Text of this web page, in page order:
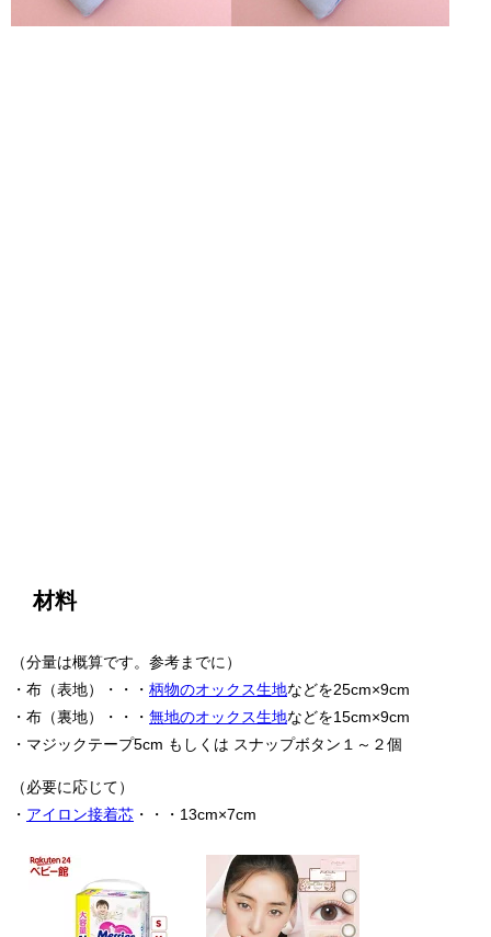
材料
（分量は概算です。参考までに）
・布（表地）・・・ 柄物のオックス生地などを25cm×9cm
・布（裏地）・・・ 無地のオックス生地などを15cm×9cm
・マジックテープ5cm もしくは スナップボタン１～２個
（必要に応じて）
・ アイロン接着芯 ・・・13cm×7cm